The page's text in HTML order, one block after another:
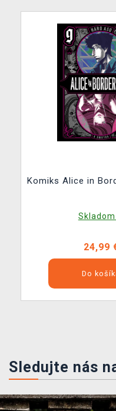
Komiks Alice in
24,99
Do
Sledujte nás